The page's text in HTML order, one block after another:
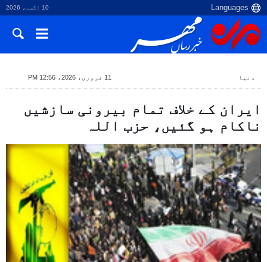
10 اگست، 2026
دنیا 11 فروری، 2026، 12:56 PM
ایران کے خلاف تمام بیرونی سازشیں
ناکام ہو گئیں، حزب اللہ